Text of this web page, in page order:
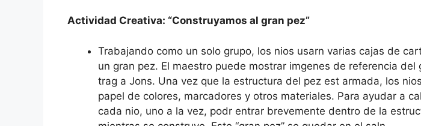
Actividad Creativa: “Construyamos al gran pez”
Trabajando como un solo grupo, los nios usarn varias cajas de
un gran pez. El maestro puede mostrar imgenes de referencia del
trag a Jons. Una vez que la estructura del pez est armada, los
papel de colores, marcadores y otros materiales. Para ayudar a
cada nio, uno a la vez, podr entrar brevemente dentro de la